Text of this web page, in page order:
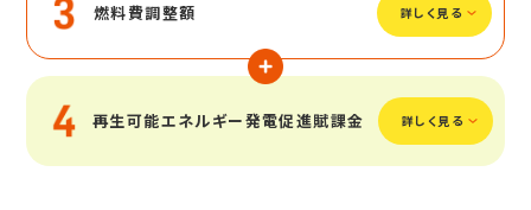
燃料費調整額
再生可能エネルギー発電促進賦課金